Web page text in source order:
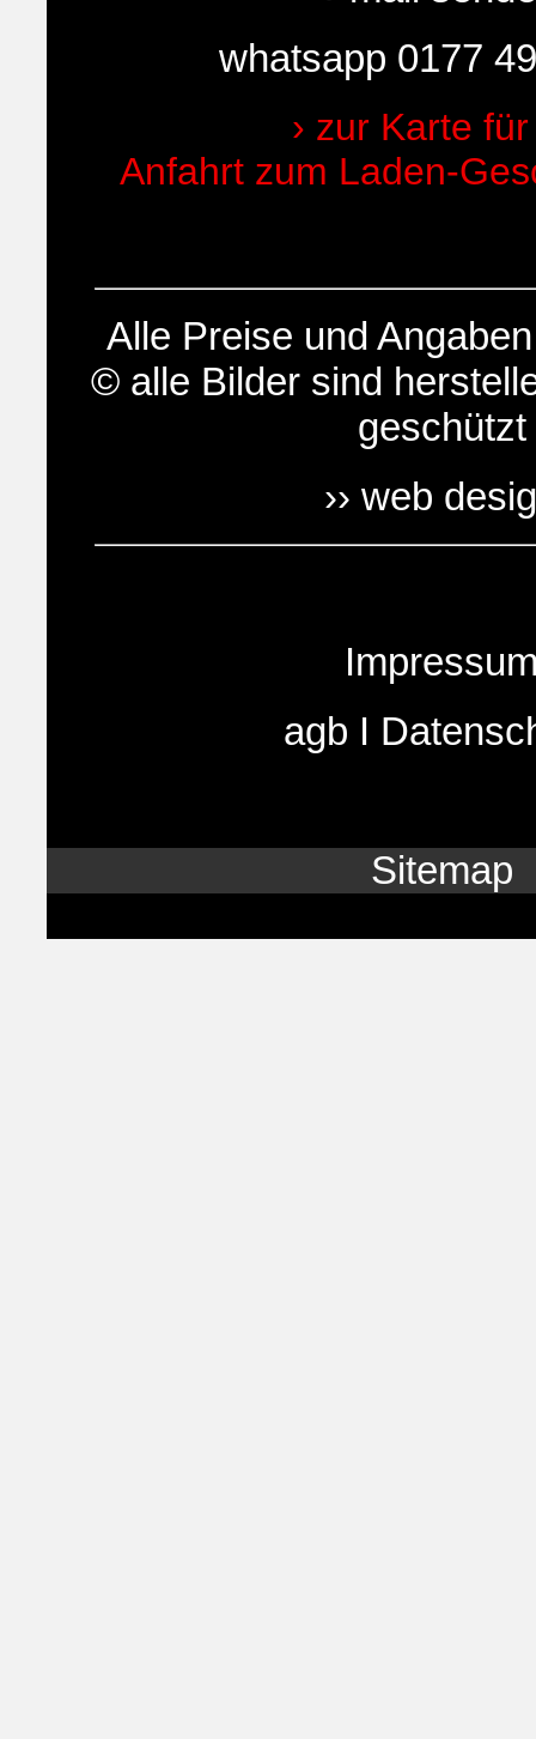
whatsapp 0177
› zur Karte
Anfahrt zum Laden-
Alle Preise und
© alle Bilder sind
geschützt
›› web
agb I
Sitemap